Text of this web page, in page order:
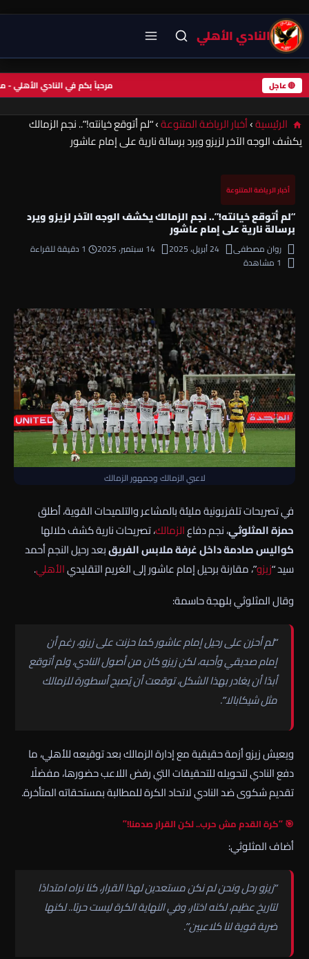
النادي الأهلي
🔴 عاجل مرحباً بكم في النادي
الرئيسية›أخبار الرياضة المتنوعة›“لم أتوقع خيانته!”.. نجم الزمالك
يكشف الوجه الآخر لزيزو ويرد برسالة نارية على إمام عاشور
أخبار الرياضة المتنوعة
“لم أتوقع خيانته!”.. نجم الزمالك يكشف الوجه الآخر لزيزو ويرد
برسالة نارية على إمام عاشور
روان مصطفى 24 أبريل، 2025 14 سبتمبر، 2025
1 دقيقة للقراءة
1 مشاهدة
لاعبي الزمالك وجمهور الزمالك
في تصريحات تلفزيونية مليئة بالمشاعر والتلميحات القوية، أطلق
حمزة المثلوثي، نجم دفاعالزمالك، تصريحات نارية كشف خلالها
كواليس صادمة داخل غرفة ملابس الفريقبعد رحيل النجم أحمد
سيد “زيزو”، مقارنة برحيل إمام عاشور إلى الغريم التقليديالأهلي.
وقال المثلوثي بلهجة حاسمة:
“لم أحزن على رحيل إمام عاشور كما حزنت على زيزو، رغم أن
إمام صديقي وأحبه، لكن زيزو كان من أصول النادي، ولم أتوقع
أبدًا أن يغادر بهذا الشكل، توقعت أن يُصبح أسطورة للزمالك
مثل شيكابالا”.
ويعيش زيزو أزمة حقيقية مع إدارة الزمالك بعد توقيعه للأهلي، ما
دفع النادي لتحويله للتحقيقات التي رفض اللاعب حضورها، مفضلًا
تقديم شكوى ضد النادي لاتحاد الكرة للمطالبة بمستحقاته المتأخرة.
🎯 “كرة القدم مش حرب.. لكن القرار صدمنا!”
أضاف المثلوثي:
“زيزو رحل ونحن لم نكن مستعدين لهذا القرار، كنا نراه امتدادًا
لتاريخ عظيم، لكنه اختار، وفي النهاية الكرة ليست حربًا.. لكنها
ضربة قوية لنا كلاعبين”.